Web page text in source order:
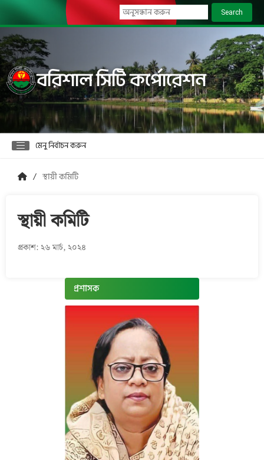
Search
বরিশাল সিটি কর্পোরেশন
মেনু নির্বাচন করুন
স্থায়ী কমিটি
স্থায়ী কমিটি
প্রকাশ: ২৬ মার্চ, ২০২৪
প্রশাসক